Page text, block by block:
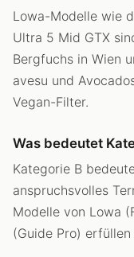
Lowa-Modelle wie
Ultra 5 Mid GTX
Bergfuchs in Wien
avesu und
Vegan-Filter.
Was bedeutet
Kategorie B
anspruchsvolles
Modelle von Lowa
(Guide Pro)